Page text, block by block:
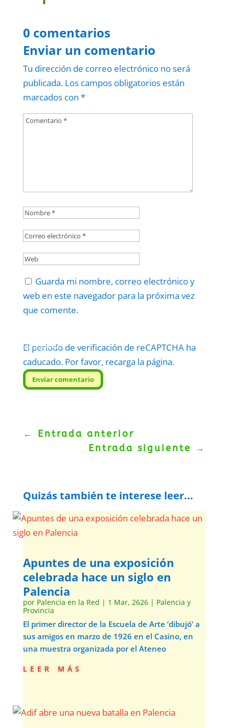
0 comentarios
Enviar un comentario
Tu dirección de correo electrónico no será
publicada. Los campos obligatorios están
marcados con *
Guarda mi nombre, correo electrónico y
web en este navegador para la próxima vez
que comente.
El periodo de verificación de reCAPTCHA ha
caducado. Por favor, recarga la página.
Enviar comentario
Protegidos porreCAPTCHA
Politica–
← Entrada anterior
Entrada siguiente
→
Quizás también te interese leer...
Apuntes de una exposición
celebrada hace un siglo en
Palencia
por Palencia en la Red | 1 Mar, 2626| Palencia y
Provincia
El primer director de la Escuela de Arte ‘dibujó’ a
sus amigos en marzo de 1926 en el Casino, en
una muestra organizada por el Ateneo
leer más